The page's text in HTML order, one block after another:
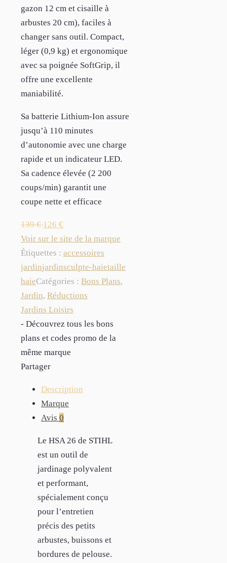
gazon 12 cm et cisaille à
arbustes 20 cm), faciles à
changer sans outil. Compact,
léger (0,9 kg) et ergonomique
avec sa poignée SoftGrip, il
offre une excellente
maniabilité.
Sa batterie Lithium-Ion assure
jusqu’à 110 minutes
d’autonomie avec une charge
rapide et un indicateur LED.
Sa cadence élevée (2 200
coups/min) garantit une
coupe nette et efficace
139€ 126 €
Voir sur le site de la marque
Étiquettes : accessoires
jardinjardinsculpte-haietaille
haieCatégories : Bons Plans,
Jardin, Réductions
Jardins Loisirs
- Découvrez tous les bons
plans et codes promo de la
même marque
Partager
Description
Marque
Avis 0
Le HSA 26 de STIHL
est un outil de
jardinage polyvalent
et performant,
spécialement conçu
pour l’entretien
précis des petits
arbustes, buissons et
bordures de pelouse.